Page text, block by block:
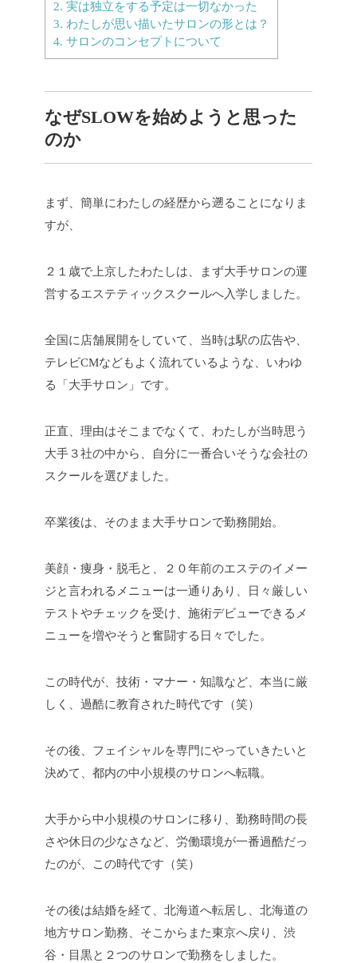
2. 実は独立をする予定は一切なかった
3. わたしが思い描いたサロンの形とは？
4. サロンのコンセプトについて
なぜSLOWを始めようと思った
のか
まず、簡単にわたしの経歴から遡ることになりま
すが、
２１歳で上京したわたしは、まず大手サロンの運
営するエステティックスクールへ入学しました。
全国に店舗展開をしていて、当時は駅の広告や、
テレビCMなどもよく流れているような、いわゆ
る「大手サロン」です。
正直、理由はそこまでなくて、わたしが当時思う
大手３社の中から、自分に一番合いそうな会社の
スクールを選びました。
卒業後は、そのまま大手サロンで勤務開始。
美顔・痩身・脱毛と、２０年前のエステのイメー
ジと言われるメニューは一通りあり、日々厳しい
テストやチェックを受け、施術デビューできるメ
ニューを増やそうと奮闘する日々でした。
この時代が、技術・マナー・知識など、本当に厳
しく、過酷に教育された時代です（笑）
その後、フェイシャルを専門にやっていきたいと
決めて、都内の中小規模のサロンへ転職。
大手から中小規模のサロンに移り、勤務時間の長
さや休日の少なさなど、労働環境が一番過酷だっ
たのが、この時代です（笑）
その後は結婚を経て、北海道へ転居し、北海道の
地方サロン勤務、そこからまた東京へ戻り、渋
谷・目黒と２つのサロンで勤務をしました。